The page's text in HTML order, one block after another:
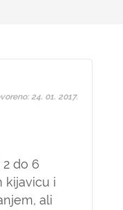
do 6
kijavicu i
ali
24. 01. 2017.